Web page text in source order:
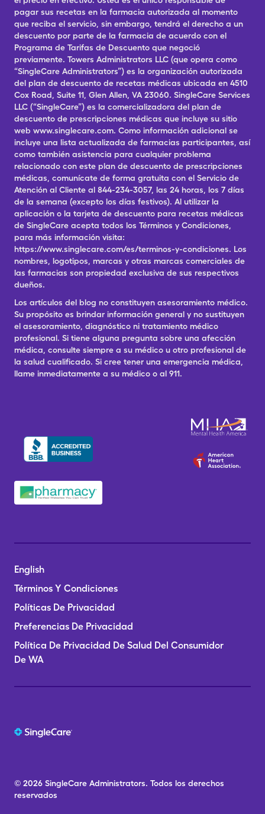
pagar sus recetas en la farmacia autorizada al momento
que reciba el servicio, sin embargo, tendrá el derecho a un
descuento por parte de la farmacia de acuerdo con el
Programa de Tarifas de Descuento que negoció
previamente. Towers Administrators LLC (que opera como
“SingleCare Administrators”) es la organización autorizada
del plan de descuento de recetas médicas ubicada en 4510
Cox Road, Suite 11, Glen Allen, VA 23060. SingleCare Services
LLC (“SingleCare”) es la comercializadora del plan de
descuento de prescripciones médicas que incluye su sitio
web www.singlecare.com. Como información adicional se
incluye una lista actualizada de farmacias participantes, así
como también asistencia para cualquier problema
relacionado con este plan de descuento de prescripciones
médicas, comunícate de forma gratuita con el Servicio de
Atención al Cliente al 844-234-3057, las 24 horas, los 7 días
de la semana (excepto los días festivos). Al utilizar la
aplicación o la tarjeta de descuento para recetas médicas
de SingleCare acepta todos los Términos y Condiciones,
para más información visita:
https://www.singlecare.com/es/terminos-y-condiciones. Los
nombres, logotipos, marcas y otras marcas comerciales de
las farmacias son propiedad exclusiva de sus respectivos
dueños.
Los artículos del blog no constituyen asesoramiento médico.
Su propósito es brindar información general y no sustituyen
el asesoramiento, diagnóstico ni tratamiento médico
profesional. Si tiene alguna pregunta sobre una afección
médica, consulte siempre a su médico u otro profesional de
la salud cualificado. Si cree tener una emergencia médica,
llame inmediatamente a su médico o al 911.
English
Términos Y Condiciones
Políticas De Privacidad
Preferencias De Privacidad
Política De Privacidad De Salud Del Consumidor
De WA
© 2026 SingleCare Administrators. Todos los derechos
reservados